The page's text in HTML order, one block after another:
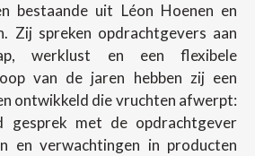
bestaande uit Léon Hoenen en
Zij spreken opdrachtgevers aan
werklust en een flexibele
van de jaren hebben zij een
ontwikkeld die vruchten afwerpt:
gesprek met de opdrachtgever
en verwachtingen in producten